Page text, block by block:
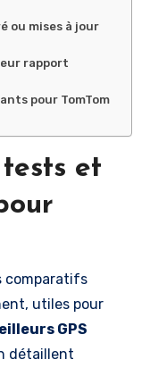
ou mises à jour
rapport
pour TomTom
et
comparatifs
utiles pour
GPS
détaillent